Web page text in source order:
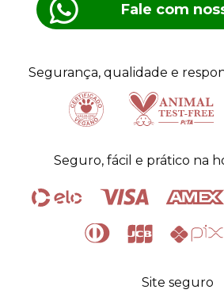
Fale com
Segurança, qualidade e
Seguro, fácil e prático na
Site seguro